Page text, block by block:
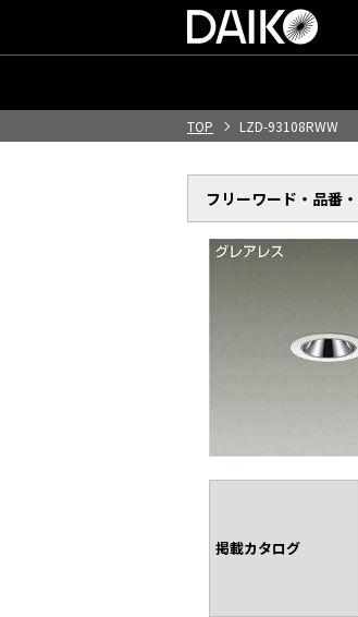
TOP
LZD-93108RWW
フリーワード・品番・
掲載カタログ